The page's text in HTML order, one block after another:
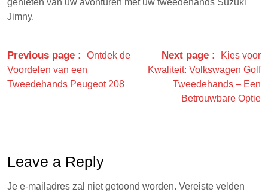
genieten van uw avonturen met uw tweedehands Suzuki
Jimny.
Previous page
Ontdek de
Voordelen van een
Tweedehands Peugeot 208
Next page
Kies voor
Kwaliteit: Volkswagen Golf
Tweedehands – Een
Betrouwbare Optie
Leave a Reply
Je e-mailadres zal niet getoond worden. Vereiste velden